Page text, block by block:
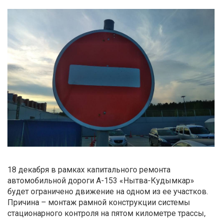
18 декабря в рамках капитального ремонта
автомобильной дороги А-153 «Нытва-Кудымкар»
будет ограничено движение на одном из ее участков.
Причина – монтаж рамной конструкции системы
стационарного контроля на пятом километре трассы,